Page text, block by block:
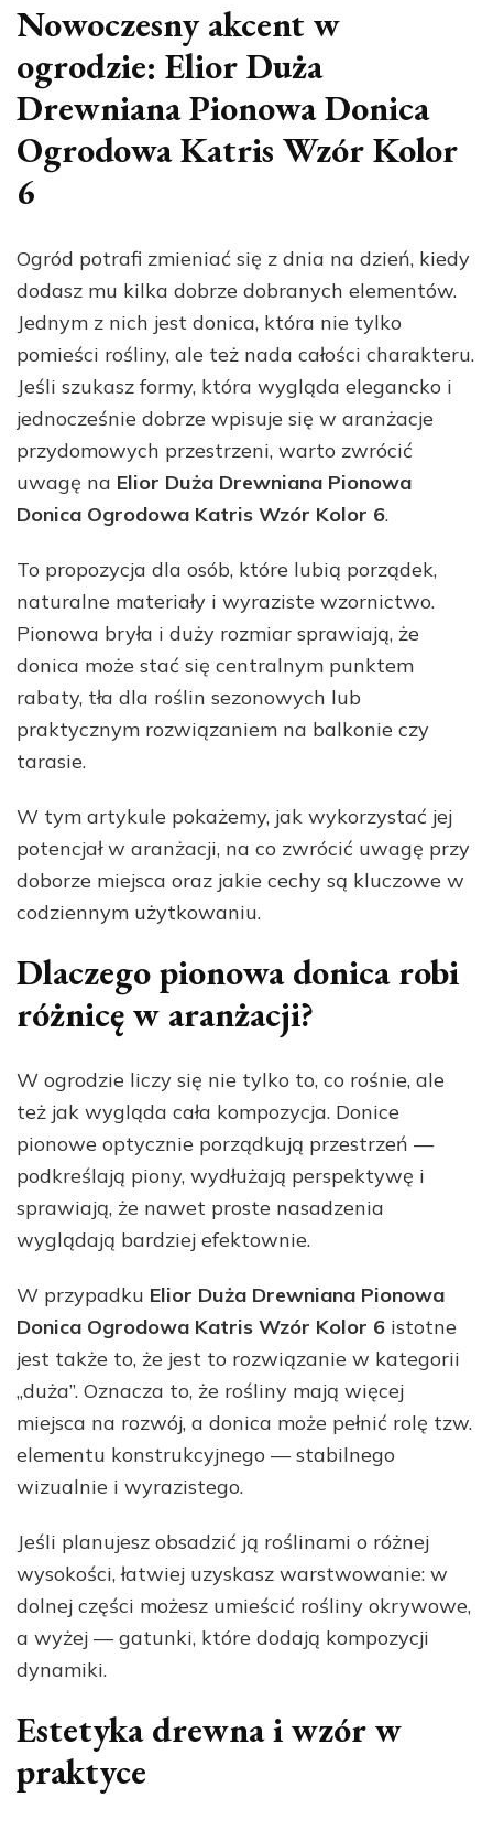
Nowoczesny akcent w
ogrodzie: Elior Duża
Drewniana Pionowa Donica
Ogrodowa Katris Wzór Kolor
6
Ogród potrafi zmieniać się z dnia na dzień, kiedy
dodasz mu kilka dobrze dobranych elementów.
Jednym z nich jest donica, która nie tylko
pomieści rośliny, ale też nada całości charakteru.
Jeśli szukasz formy, która wygląda elegancko i
jednocześnie dobrze wpisuje się w aranżacje
przydomowych przestrzeni, warto zwrócić
uwagę na Elior Duża Drewniana Pionowa
Donica Ogrodowa Katris Wzór Kolor 6.
To propozycja dla osób, które lubią porządek,
naturalne materiały i wyraziste wzornictwo.
Pionowa bryła i duży rozmiar sprawiają, że
donica może stać się centralnym punktem
rabaty, tła dla roślin sezonowych lub
praktycznym rozwiązaniem na balkonie czy
tarasie.
W tym artykule pokażemy, jak wykorzystać jej
potencjał w aranżacji, na co zwrócić uwagę przy
doborze miejsca oraz jakie cechy są kluczowe w
codziennym użytkowaniu.
Dlaczego pionowa donica robi
różnicę w aranżacji?
W ogrodzie liczy się nie tylko to, co rośnie, ale
też jak wygląda cała kompozycja. Donice
pionowe optycznie porządkują przestrzeń —
podkreślają piony, wydłużają perspektywę i
sprawiają, że nawet proste nasadzenia
wyglądają bardziej efektownie.
W przypadku Elior Duża Drewniana Pionowa
Donica Ogrodowa Katris Wzór Kolor 6 istotne
jest także to, że jest to rozwiązanie w kategorii
„duża”. Oznacza to, że rośliny mają więcej
miejsca na rozwój, a donica może pełnić rolę tzw.
elementu konstrukcyjnego — stabilnego
wizualnie i wyrazistego.
Jeśli planujesz obsadzić ją roślinami o różnej
wysokości, łatwiej uzyskasz warstwowanie: w
dolnej części możesz umieścić rośliny okrywowe,
a wyżej — gatunki, które dodają kompozycji
dynamiki.
Estetyka drewna i wzór w
praktyce